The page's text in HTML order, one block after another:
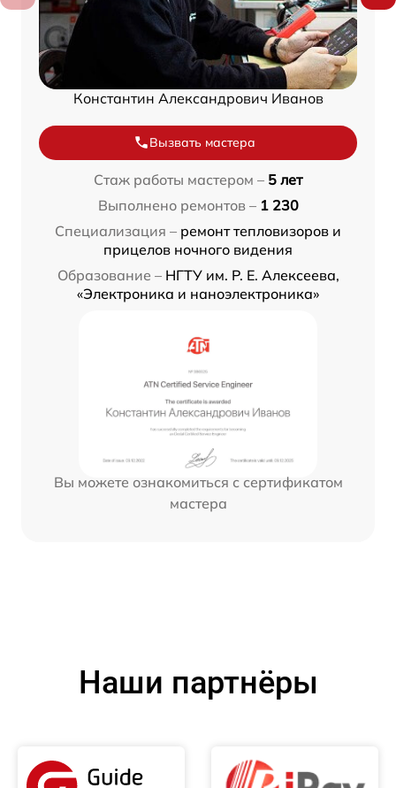
Константин Александрович Иванов
Вызвать мастера
Стаж работы мастером – 5 лет
Выполнено ремонтов – 1 230
Специализация – ремонт тепловизоров и
прицелов ночного видения
Образование – НГТУ им. Р. Е. Алексеева,
«Электроника и наноэлектроника»
Вы можете ознакомиться с сертификатом
мастера
Наши партнёры